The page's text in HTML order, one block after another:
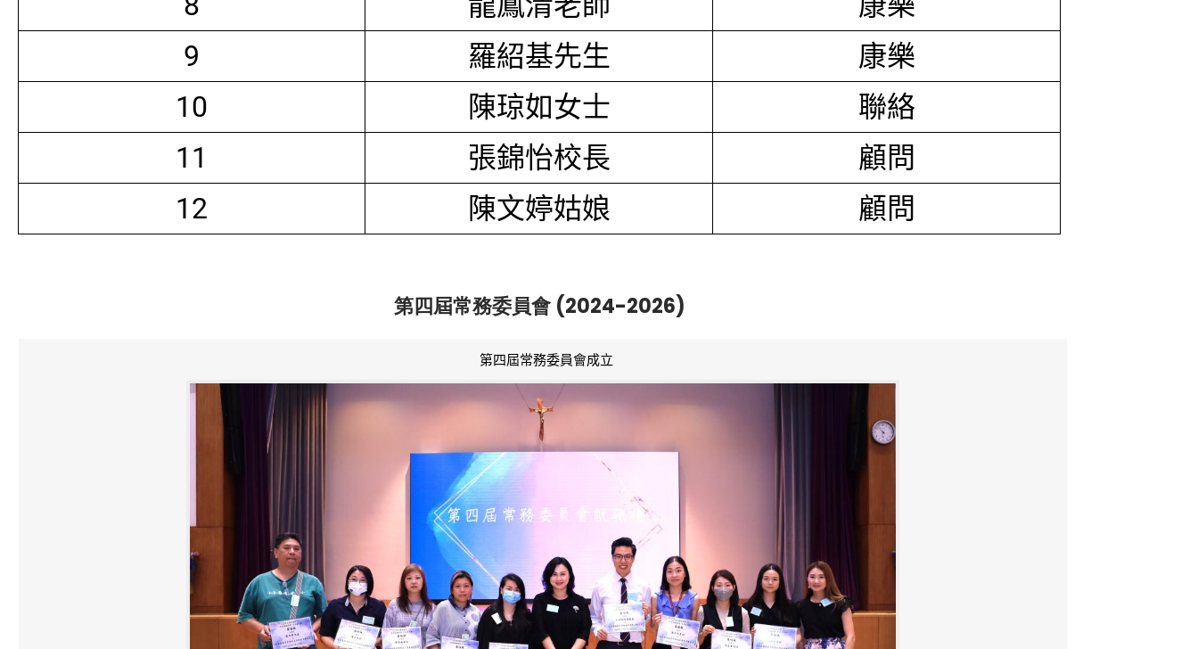
9
羅紹基先生
康樂
10
陳琼如女士
聯絡
11
張錦怡校長
顧問
12
陳文婷姑娘 顧問
第四屆常務委員會 (2024-2026)
第四屆常務委員會成立